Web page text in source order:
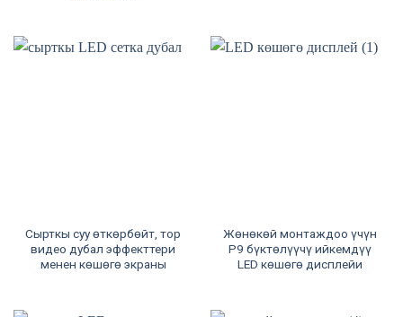
Сырткы суу өткөрбөйт, тор
видео дубал эффекттери
менен көшөгө экраны
Жөнөкөй монтаждоо үчүн
P9 бүктөлүүчү ийкемдүү
LED көшөгө дисплейи